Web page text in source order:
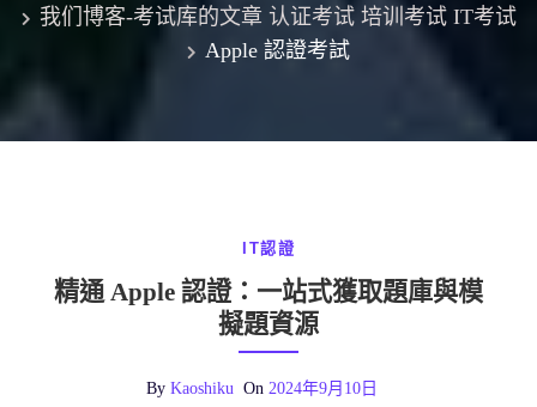
我们博客-考试库的文章 认证考试 培训考试 IT考试
Apple 認證考試
IT認證
精通 Apple 認證：一站式獲取題庫與模
擬題資源
By Kaoshiku On 2024年9月10日